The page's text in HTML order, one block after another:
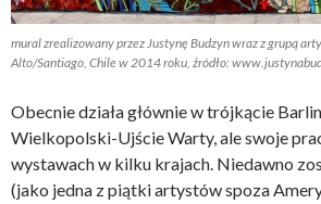
mural zrealizowany przez Justynę Budzyn wraz z grupą
Alto/Santiago, Chile w 2014 roku, źródło:
Obecnie działa głównie w trójkącie
Wielkopolski-Ujście Warty, ale swoje
wystawach w kilku krajach. Niedawno
(jako jedna z piątki artystów spoza